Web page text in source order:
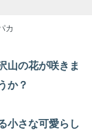
カ
山の花が咲きま
か？
小さな可愛らし